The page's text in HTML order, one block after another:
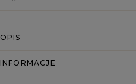
OPIS
INFORMACJE